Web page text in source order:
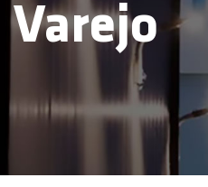
Varejo